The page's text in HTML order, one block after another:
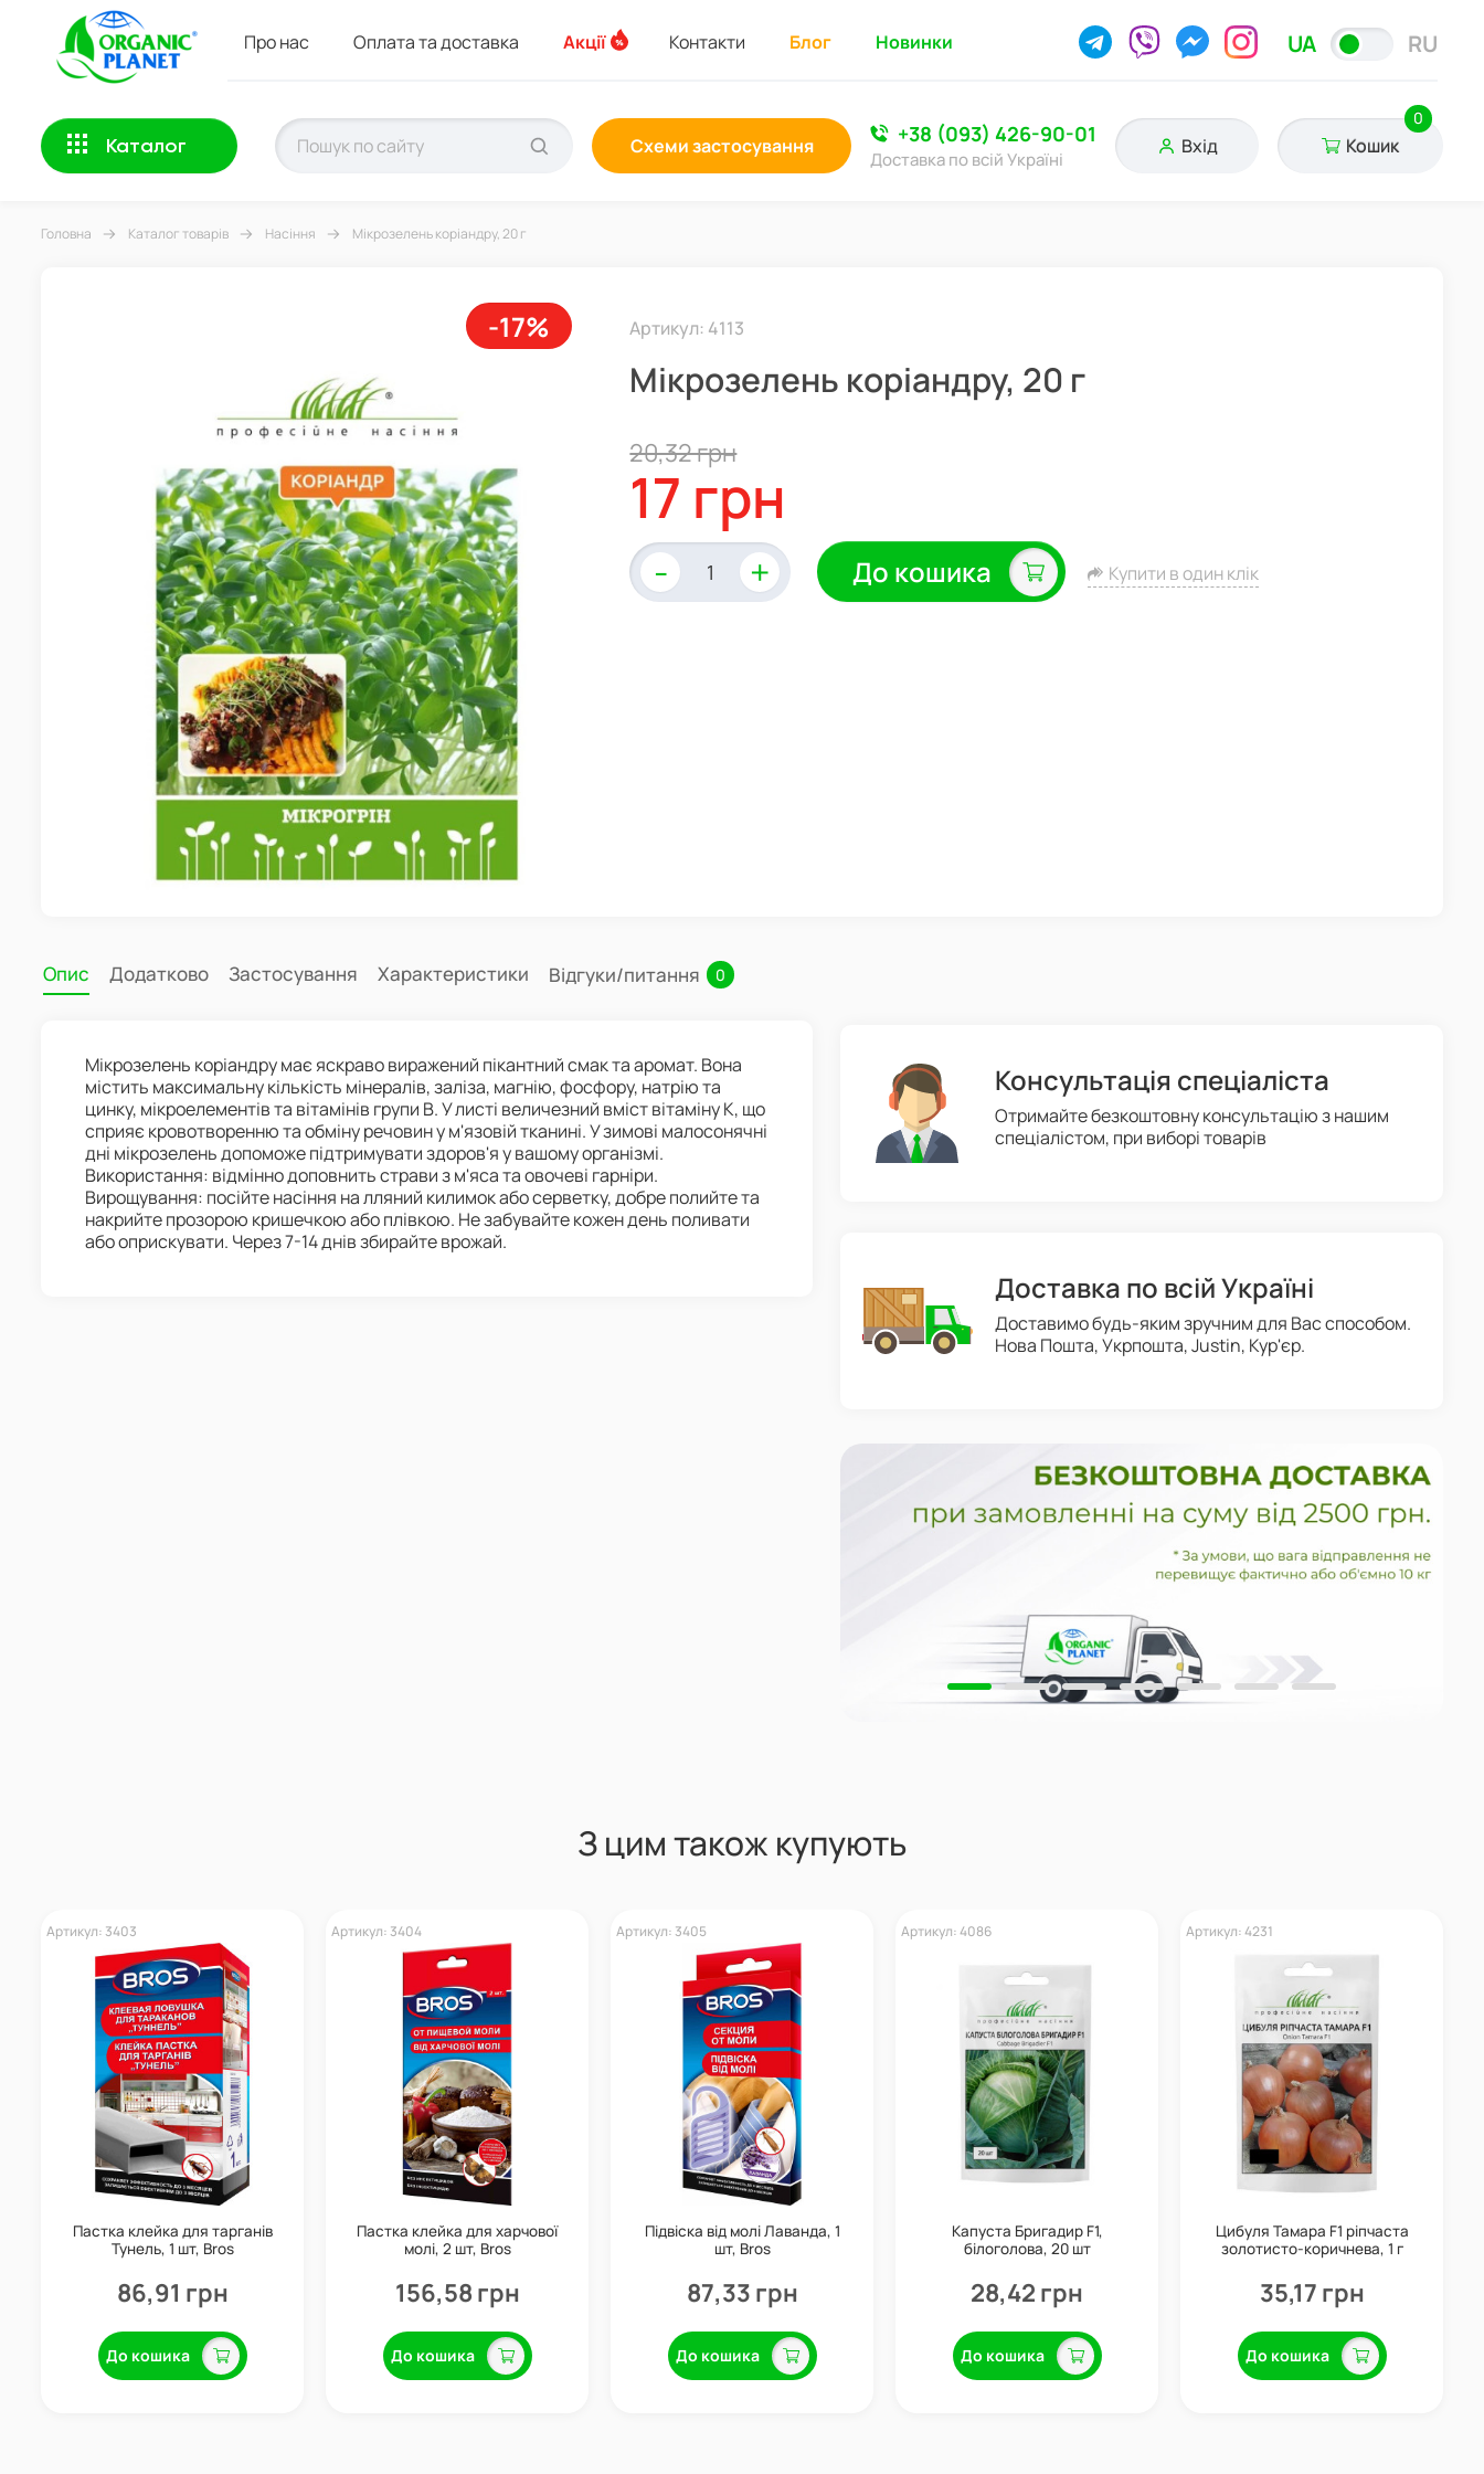
Про нас Оплата та доставка Акції Контакти Блог Новинки UA RU
Каталог Схеми застосування +38 (093) 426-90-01
Доставка по всій Україні
Вхід Кошик
0
Головна Каталог товарів Насіння Мікрозелень коріандру, 20 г
-17% Артикул: 4113
Мікрозелень коріандру, 20 г
20,32 грн
17 грн
- + До кошика Купити в один клік
Опис Додатково Застосування Характеристики Відгуки/питання 0
Мікрозелень коріандру має яскраво виражений пікантний смак та аромат. Вона
містить максимальну кількість мінералів, заліза, магнію, фосфору, натрію та
цинку, мікроелементів та вітамінів групи В. У листі величезний вміст вітаміну К, що
сприяє кровотворенню та обміну речовин у м'язовій тканині. У зимові малосонячні
дні мікрозелень допоможе підтримувати здоров'я у вашому організмі.
Використання: відмінно доповнить страви з м'яса та овочеві гарніри.
Вирощування: посійте насіння на лляний килимок або серветку, добре полийте та
накрийте прозорою кришечкою або плівкою. Не забувайте кожен день поливати
або оприскувати. Через 7-14 днів збирайте врожай.
Консультація спеціаліста
Отримайте безкоштовну консультацію з нашим
спеціалістом, при виборі товарів
Доставка по всій Україні
Доставимо будь-яким зручним для Вас способом.
Нова Пошта, Укрпошта, Justin, Кур'єр.
З цим також купують
Артикул: 3403
Пастка клейка для тарганів
Тунель, 1 шт, Bros
86,91 грн
До кошика
Артикул: 3404
Пастка клейка для харчової
молі, 2 шт, Bros
156,58 грн
До кошика
Артикул: 3405
Підвіска від молі Лаванда, 1
шт, Bros
87,33 грн
До кошика
Артикул: 4086
Капуста Бригадир F1,
білоголова, 20 шт
28,42 грн
До кошика
Артикул: 4231
Цибуля Тамара F1 ріпчаста
золотисто-коричнева, 1 г
35,17 грн
До кошика